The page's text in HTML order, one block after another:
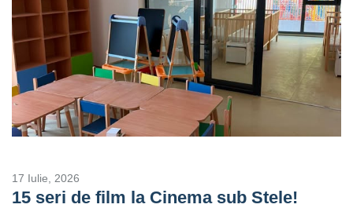
17 Iulie, 2026
15 seri de film la Cinema sub Stele!